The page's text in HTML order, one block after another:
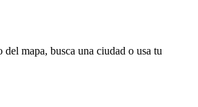
mapa, busca una ciudad o usa tu